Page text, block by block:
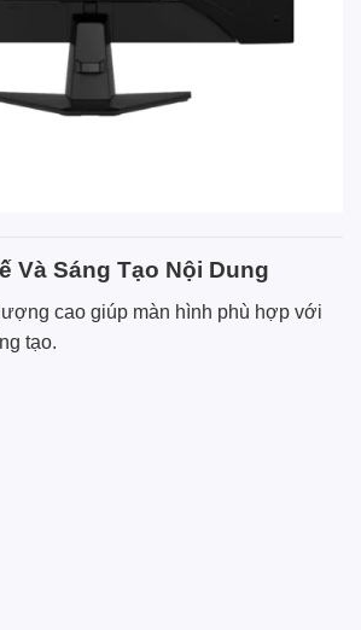
Và Sáng Tạo Nội Dung
cao giúp màn hình phù hợp với
tạo.